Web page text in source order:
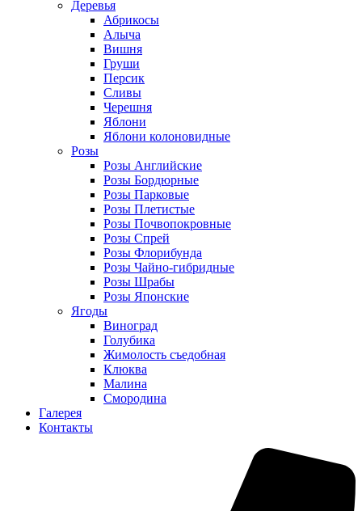
Деревья
Абрикосы
Алыча
Вишня
Груши
Персик
Сливы
Черешня
Яблони
Яблони колоновидные
Розы
Розы Английские
Розы Бордюрные
Розы Парковые
Розы Плетистые
Розы Почвопокровные
Розы Спрей
Розы Флорибунда
Розы Чайно-гибридные
Розы Шрабы
Розы Японские
Ягоды
Виноград
Голубика
Жимолость съедобная
Клюква
Малина
Смородина
Галерея
Контакты